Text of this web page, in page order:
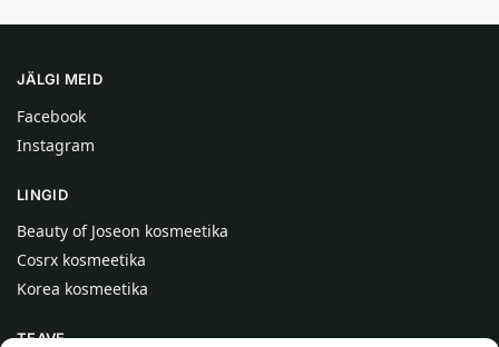
JÄLGI MEID
Facebook
Instagram
LINGID
Beauty of Joseon kosmeetika
Cosrx kosmeetika
Korea kosmeetika
TEAVE